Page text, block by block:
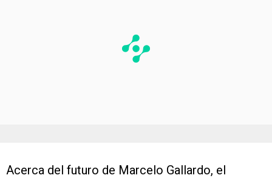
Acerca del futuro de Marcelo Gallardo, el